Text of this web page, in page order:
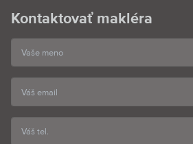
Kontaktovať makléra